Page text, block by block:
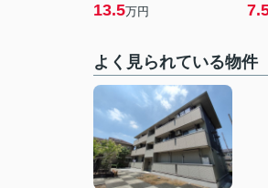
13.5万円
よく見られている物件